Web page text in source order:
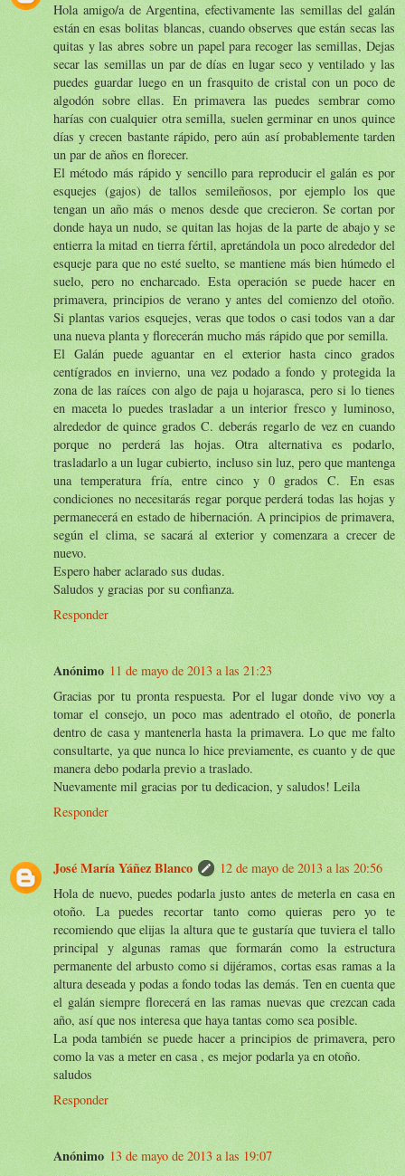
Hola amigo/a de Argentina, efectivamente las semillas del galán
están en esas bolitas blancas, cuando observes que están secas las
quitas y las abres sobre un papel para recoger las semillas, Dejas
secar las semillas un par de días en lugar seco y ventilado y las
puedes guardar luego en un frasquito de cristal con un poco de
algodón sobre ellas. En primavera las puedes sembrar como
harías con cualquier otra semilla, suelen germinar en unos quince
días y crecen bastante rápido, pero aún así probablemente tarden
un par de años en florecer.
El método más rápido y sencillo para reproducir el galán es por
esquejes (gajos) de tallos semileñosos, por ejemplo los que
tengan un año más o menos desde que crecieron. Se cortan por
donde haya un nudo, se quitan las hojas de la parte de abajo y se
entierra la mitad en tierra fértil, apretándola un poco alrededor del
esqueje para que no esté suelto, se mantiene más bien húmedo el
suelo, pero no encharcado. Esta operación se puede hacer en
primavera, principios de verano y antes del comienzo del otoño.
Si plantas varios esquejes, veras que todos o casi todos van a dar
una nueva planta y florecerán mucho más rápido que por semilla.
El Galán puede aguantar en el exterior hasta cinco grados
centígrados en invierno, una vez podado a fondo y protegida la
zona de las raíces con algo de paja u hojarasca, pero si lo tienes
en maceta lo puedes trasladar a un interior fresco y luminoso,
alrededor de quince grados C. deberás regarlo de vez en cuando
porque no perderá las hojas. Otra alternativa es podarlo,
trasladarlo a un lugar cubierto, incluso sin luz, pero que mantenga
una temperatura fría, entre cinco y 0 grados C. En esas
condiciones no necesitarás regar porque perderá todas las hojas y
permanecerá en estado de hibernación. A principios de primavera,
según el clima, se sacará al exterior y comenzara a crecer de
nuevo.
Espero haber aclarado sus dudas.
Saludos y gracias por su confianza.
Responder
Anónimo 11 de mayo de 2013 a las 21:23
Gracias por tu pronta respuesta. Por el lugar donde vivo voy a
tomar el consejo, un poco mas adentrado el otoño, de ponerla
dentro de casa y mantenerla hasta la primavera. Lo que me falto
consultarte, ya que nunca lo hice previamente, es cuanto y de que
manera debo podarla previo a traslado.
Nuevamente mil gracias por tu dedicacion, y saludos! Leila
Responder
José María Yáñez Blanco
12 de mayo de 2013 a las 20:56
Hola de nuevo, puedes podarla justo antes de meterla en casa en
otoño. La puedes recortar tanto como quieras pero yo te
recomiendo que elijas la altura que te gustaría que tuviera el tallo
principal y algunas ramas que formarán como la estructura
permanente del arbusto como si dijéramos, cortas esas ramas a la
altura deseada y podas a fondo todas las demás. Ten en cuenta que
el galán siempre florecerá en las ramas nuevas que crezcan cada
año, así que nos interesa que haya tantas como sea posible.
La poda también se puede hacer a principios de primavera, pero
como la vas a meter en casa , es mejor podarla ya en otoño.
saludos
Responder
Anónimo 13 de mayo de 2013 a las 19:07